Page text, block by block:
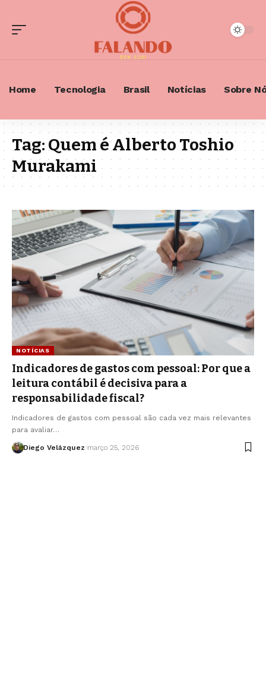
Home Tecnologia Brasil Notícias Sobre
Tag:Quem é Alberto Toshio
Murakami
NOTÍCIAS
Indicadores de gastos com pessoal: Por que a
leitura contábil é decisiva para a
responsabilidade fiscal?
Indicadores de gastos com pessoal são cada vez mais relevantes
para avaliar…
Diego Velázquez março 25, 2026